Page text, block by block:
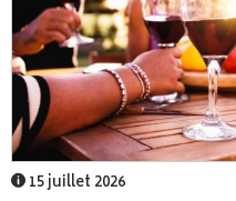
15 juillet 2026